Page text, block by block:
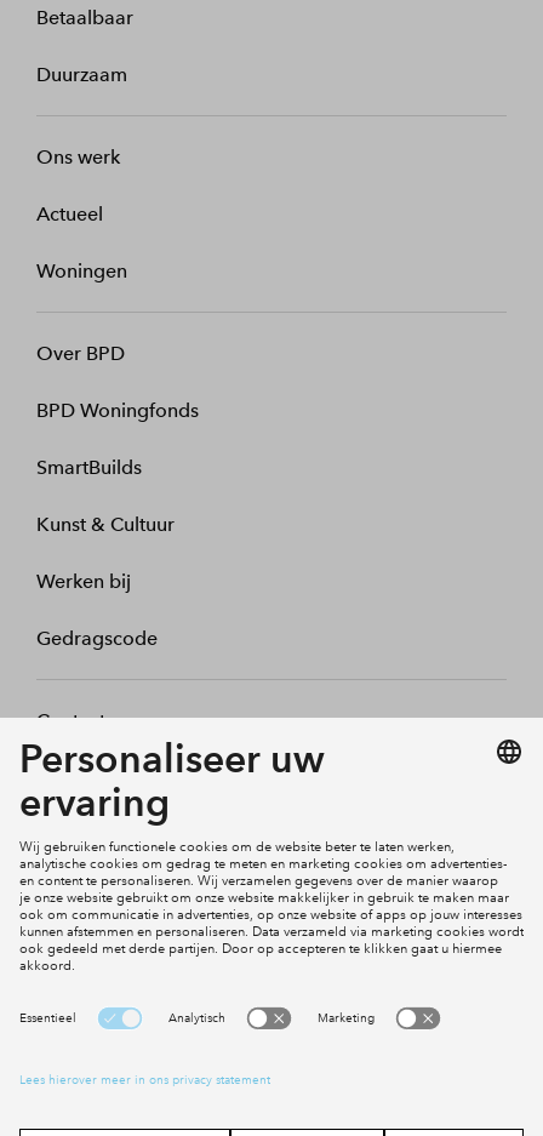
Betaalbaar
Duurzaam
Ons werk
Actueel
Woningen
Over BPD
BPD Woningfonds
SmartBuilds
Kunst & Cultuur
Werken bij
Gedragscode
Contact
Mijn profiel
Social Media
Cookies